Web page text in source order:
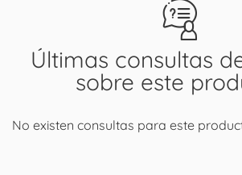
Últimas consultas
sobre este
No existen consultas para este